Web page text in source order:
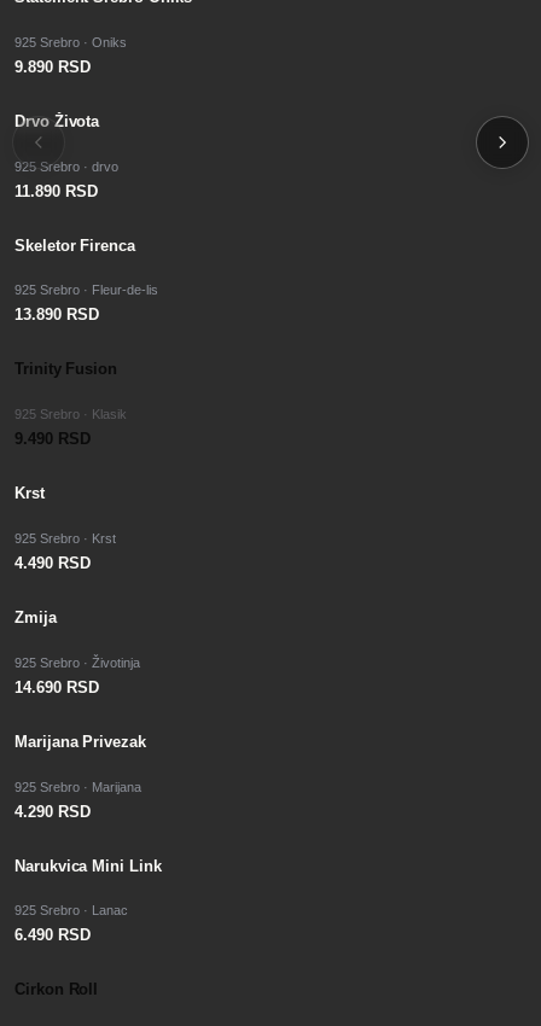
925 Srebro · Oniks
9.890 RSD
Drvo Života
925 Srebro · drvo
11.890 RSD
Skeletor Firenca
925 Srebro · Fleur-de-lis
13.890 RSD
Trinity Fusion
925 Srebro · Klasik
9.490 RSD
Krst
925 Srebro · Krst
4.490 RSD
Zmija
925 Srebro · Životinja
14.690 RSD
Marijana Privezak
925 Srebro · Marijana
4.290 RSD
Narukvica Mini Link
925 Srebro · Lanac
6.490 RSD
Cirkon Roll